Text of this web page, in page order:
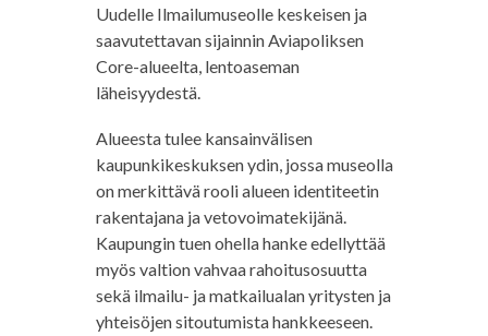
Uudelle Ilmailumuseolle keskeisen ja
saavutettavan sijainnin Aviapoliksen
Core-alueelta, lentoaseman
läheisyydestä.
Alueesta tulee kansainvälisen
kaupunkikeskuksen ydin, jossa museolla
on merkittävä rooli alueen identiteetin
rakentajana ja vetovoimatekijänä.
Kaupungin tuen ohella hanke edellyttää
myös valtion vahvaa rahoitusosuutta
sekä ilmailu- ja matkailualan yritysten ja
yhteisöjen sitoutumista hankkeeseen.